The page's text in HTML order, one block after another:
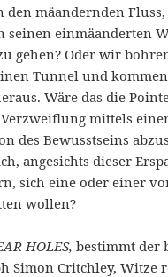
mäandernden
seinen einmäanderten
gehen? Oder wir
Tunnel und kommen
Wäre das die
Verzweiflung mittels
des Bewusstseins
angesichts dieser
sich eine oder einer
wollen?
HOLES,bestimmt der
Simon Critchley, Witze